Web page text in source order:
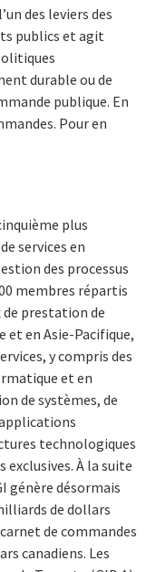
des leviers des
publics et agit
durable ou de
publique. En
Pour en
plus
services en
des processus
membres répartis
de prestation de
et en Asie-Pacifique,
y compris des
et en
de systèmes, de
technologiques
exclusives. À la suite
génère désormais
de dollars
de commandes
canadiens. Les